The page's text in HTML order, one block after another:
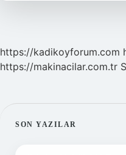
https://kadikoyforum.com
https://makinacilar.com.tr
SIDEBAR
SON YAZILAR